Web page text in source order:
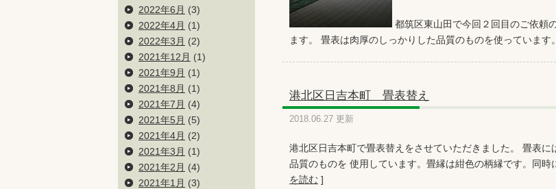
都筑区東山田で今回２回目のご依頼
ます。 畳表は肉厚のしっかりした品質のものを使っています
港北区日吉本町 畳表替え
2018.06.27 更新
港北区日吉本町で畳表替えをさせていただきました。 畳表
品質のものを 使用しています。畳縁は紺色の柄縁です。同
を読む ]
2022年6月 (3)
2022年4月 (1)
2022年3月 (2)
2021年12月 (1)
2021年9月 (1)
2021年8月 (1)
2021年7月 (4)
2021年5月 (5)
2021年4月 (2)
2021年3月 (1)
2021年2月 (4)
2021年1月 (3)